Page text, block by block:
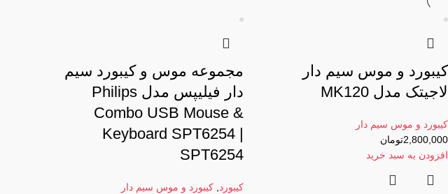
کیبورد و موس سیم دار
لاجیتک مدل MK120
کیبورد و موس سیم دار
2,800,000تومان
افزودن به سبد خرید
مجموعه موس و کیبورد سیم
دار فیلیپس مدل Philips
Combo USB Mouse &
Keyboard SPT6254 |
SPT6254
کیبورد,کیبورد و موس سیم دار